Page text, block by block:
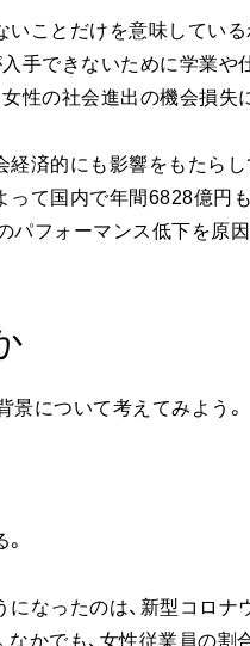
ことだけを意味してい
手できないために学業や
性の社会進出の機会損失
済的にも影響をもたらし
って国内で年間6828億円
フォーマンス低下を原
について考えてみよう。
なったのは、新型コロナ
かでも、女性従業員の割